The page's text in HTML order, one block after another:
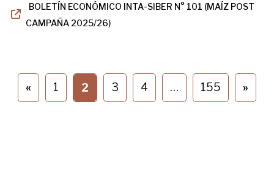
BOLETÍN ECONÓMICO INTA-SIBER N° 101 (MAÍZ POST
CAMPAÑA 2025/26)
« 1 2 3 4 … 155 »